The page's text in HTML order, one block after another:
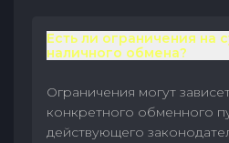
Есть ли ограничения на
наличного обмена?
Ограничения могут
конкретного обменного
действующего